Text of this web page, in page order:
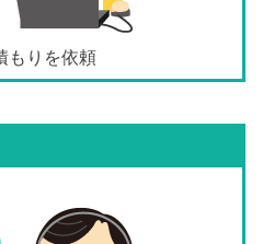
もりを依頼